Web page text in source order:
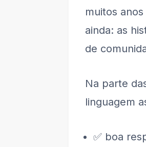
muitos
ainda: as
de
Na parte
linguagem
✅ boa